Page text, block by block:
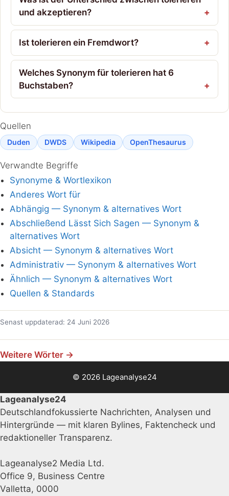
und akzeptieren?
Ist tolerieren ein Fremdwort?
Welches Synonym für tolerieren hat 6
Buchstaben?
Quellen
Duden DWDS Wikipedia OpenThesaurus
Verwandte Begriffe
Synonyme & Wortlexikon
Anderes Wort für
Abhängig — Synonym & alternatives Wort
Abschließend Lässt Sich Sagen — Synonym &
alternatives Wort
Absicht — Synonym & alternatives Wort
Administrativ — Synonym & alternatives Wort
Ähnlich — Synonym & alternatives Wort
Quellen & Standards
Senast uppdaterad: 24 Juni 2026
Weitere Wörter →
© 2026 Lageanalyse24
Lageanalyse24
Deutschlandfokussierte Nachrichten, Analysen und
Hintergründe — mit klaren Bylines, Faktencheck und
redaktioneller Transparenz.
Lageanalyse2 Media Ltd.
Office 9, Business Centre
Valletta, 0000